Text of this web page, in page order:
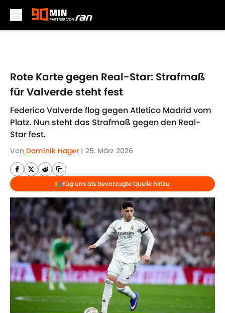
Rote Karte gegen Real-Star: Strafmaß
für Valverde steht fest
Federico Valverde flog gegen Atletico Madrid vom
Platz. Nun steht das Strafmaß gegen den Real-
Star fest.
Von Dominik Hager | 25. März 2026
Füg uns als bevorzugte Quelle hinzu